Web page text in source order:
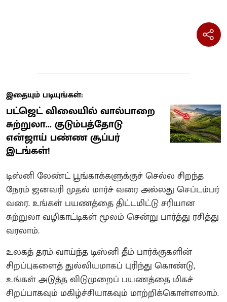
இதையும் படியுங்கள்:
பட்ஜெட் விலையில் வால்பாறை
சுற்றுலா... குடும்பத்தோடு
என்ஜாய் பண்ண சூப்பர்
இடங்கள்!
டிஸ்னி லேண்ட் பூங்காக்களுக்குச் செல்ல சிறந்த
நேரம் ஜனவரி முதல் மார்ச் வரை அல்லது செப்டம்பர்
வரை. உங்கள் பயணத்தை திட்டமிட்டு சரியான
சுற்றுலா வழிகாட்டிகள் மூலம் சென்று பார்த்து ரசித்து
வரலாம்.
உலகத் தரம் வாய்ந்த டிஸ்னி தீம் பார்க்குகளின்
சிறப்புகளைத் துல்லியமாகப் புரிந்து கொண்டு,
உங்கள் அடுத்த விடுமுறைப் பயணத்தை மிகச்
சிறப்பாகவும் மகிழ்ச்சியாகவும் மாற்றிக்கொள்ளலாம்.